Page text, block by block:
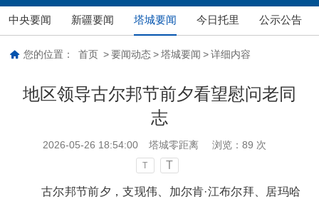
中央要闻 新疆要闻 塔城要闻 今日托里 公示公告
您的位置： 首页 > 要闻动态 > 塔城要闻 > 详细内容
地区领导古尔邦节前夕看望慰问老同
志
2026-05-26 18:54:00 塔城零距离 浏览： 89 次
T T
古尔邦节前夕，支现伟、加尔肯·江布尔拜、居玛哈